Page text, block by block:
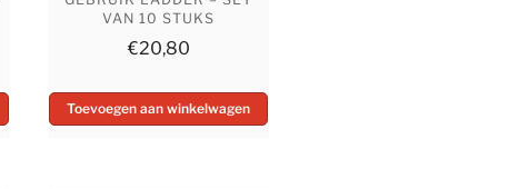
VAN 10 STUKS
€20,80
Toevoegen aan winkelwagen